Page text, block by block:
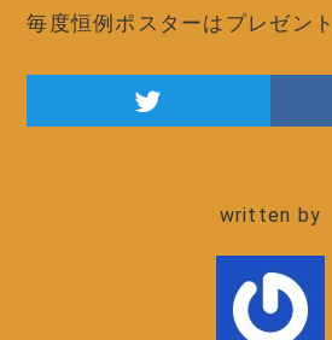
毎度恒例ポスターはプレゼン
written by